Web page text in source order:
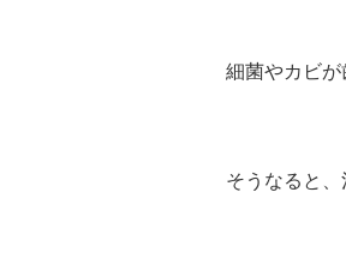
細菌やカビが
そうなると、